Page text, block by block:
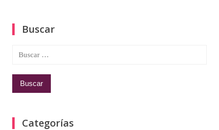
Buscar
Buscar:
Categorías